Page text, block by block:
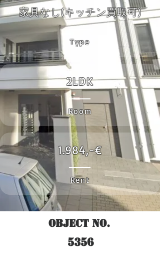
家具なし(キッチン買取可)
Type
2LDK
Room
1.984,-€
Rent
Object No.
5356